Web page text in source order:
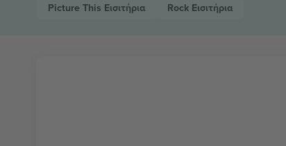
Picture This Εισιτήρια Rock Εισιτήρια